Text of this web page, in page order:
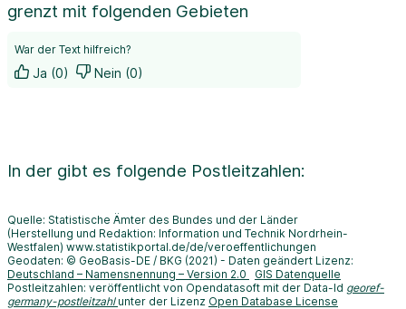
grenzt mit folgenden Gebieten
War der Text hilfreich?
Ja (0) Nein (0)
In der gibt es folgende Postleitzahlen:
Quelle: Statistische Ämter des Bundes und der Länder
(Herstellung und Redaktion: Information und Technik Nordrhein-
Westfalen) www.statistikportal.de/de/veroeffentlichungen
Geodaten: © GeoBasis-DE / BKG (2021) - Daten geändert Lizenz:
Deutschland – Namensnennung – Version 2.0
GIS Datenquelle
Postleitzahlen: veröffentlicht von Opendatasoft mit der Data-Id georef-
germany-postleitzahl unter der Lizenz Open Database License